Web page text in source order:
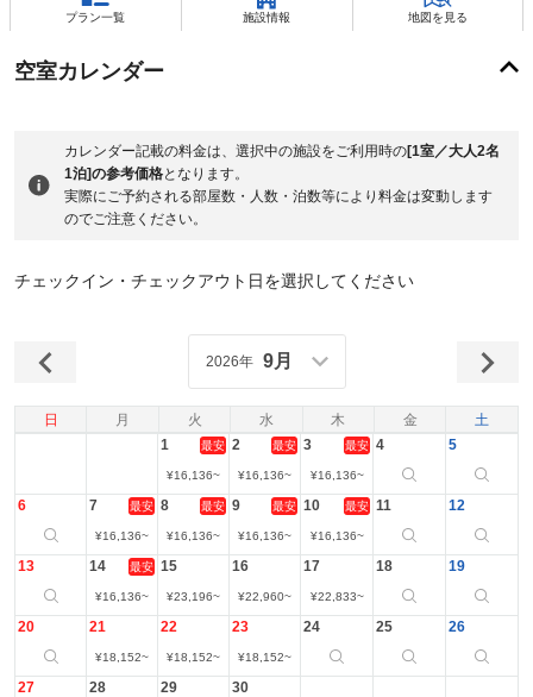
プラン一覧 施設情報 地図を見る
空室カレンダー
カレンダー記載の料金は、選択中の施設をご利用時の[1室／大人2名
1泊]の参考価格となります。
実際にご予約される部屋数・人数・泊数等により料金は変動します
のでご注意ください。
チェックイン・チェックアウト日を選択してください
日 月 火 水 木 金 土
2026年 9月
1 最安
¥16,136~
2 最安
¥16,136~
3 最安
¥16,136~
4 5
6 7 最安
¥16,136~
8 最安
¥16,136~
9 最安
¥16,136~
10 最安
¥16,136~
11 12
13 14 最安
¥16,136~
15
¥23,196~
16
¥22,960~
17
¥22,833~
18 19
20 21
¥18,152~
22
¥18,152~
23
¥18,152~
24 25 26
27 28 29 30